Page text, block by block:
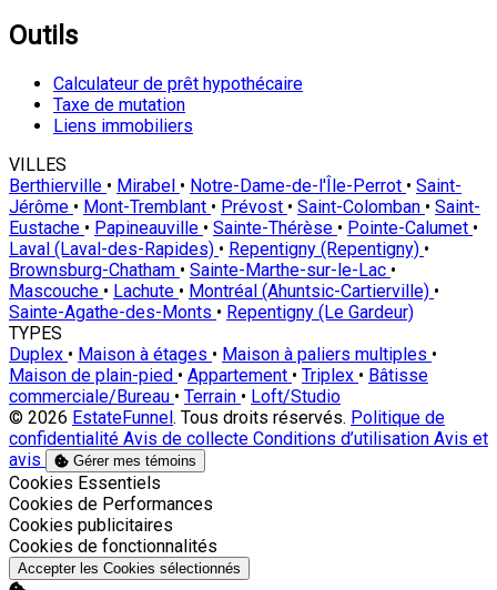
Outils
Calculateur de prêt hypothécaire
Taxe de mutation
Liens immobiliers
VILLES
Berthierville • Mirabel • Notre-Dame-de-l'Île-Perrot • Saint-
Jérôme • Mont-Tremblant • Prévost • Saint-Colomban • Saint-
Eustache • Papineauville • Sainte-Thérèse • Pointe-Calumet •
Laval (Laval-des-Rapides) • Repentigny (Repentigny) •
Brownsburg-Chatham • Sainte-Marthe-sur-le-Lac •
Mascouche • Lachute • Montréal (Ahuntsic-Cartierville) •
Sainte-Agathe-des-Monts • Repentigny (Le Gardeur)
TYPES
Duplex • Maison à étages • Maison à paliers multiples •
Maison de plain-pied • Appartement • Triplex • Bâtisse
commerciale/Bureau • Terrain • Loft/Studio
© 2026 EstateFunnel . Tous droits réservés. Politique de
confidentialité Avis de collecte Conditions d’utilisation Avis et
avis
Gérer mes témoins
Activer
Cookies Essentiels
Activer
Cookies de Performances
Activer
Cookies publicitaires
Activer
Cookies de fonctionnalités
Accepter les Cookies sélectionnés